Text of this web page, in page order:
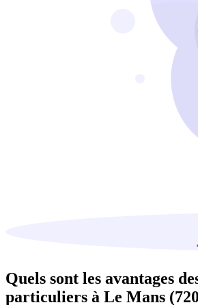
Quels sont les avantages
particuliers à Le Mans